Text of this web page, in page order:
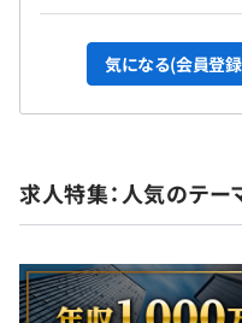
気になる(会員登
求人特集：人気のテ